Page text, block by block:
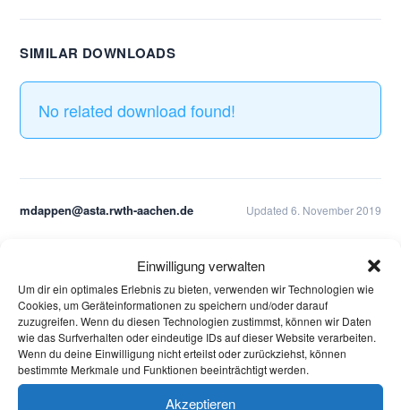
Einwilligung verwalten
Um dir ein optimales Erlebnis zu bieten, verwenden wir Technologien wie
Cookies, um Geräteinformationen zu speichern und/oder darauf
zuzugreifen. Wenn du diesen Technologien zustimmst, können wir Daten
wie das Surfverhalten oder eindeutige IDs auf dieser Website verarbeiten.
Wenn du deine Einwilligung nicht erteilst oder zurückziehst, können
bestimmte Merkmale und Funktionen beeinträchtigt werden.
Akzeptieren
SIMILAR DOWNLOADS
No related download found!
mdappen@asta.rwth-aachen.de Updated 6. November 2019
Welcome Week und darüber hinaus: Onboarding
neuer internationaler Studierender
Warum Einsamkeit im Studium kein Versagen ist –
und was wirklich hilft